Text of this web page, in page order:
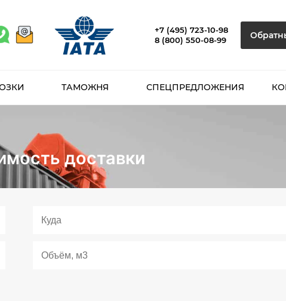
+7 (495) 723-10-98
8 (800) 550-08-99
ТАМОЖНЯ СПЕЦПРЕДЛОЖЕНИЯ
доставки